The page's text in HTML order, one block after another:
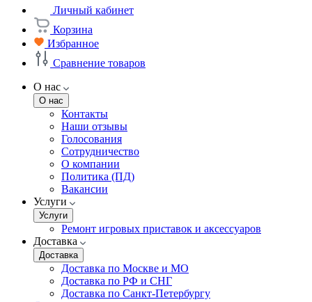
Личный кабинет
Корзина
Избранное
Сравнение товаров
О нас
О нас
Контакты
Наши отзывы
Голосования
Сотрудничество
О компании
Политика (ПД)
Вакансии
Услуги
Услуги
Ремонт игровых приставок и аксессуаров
Доставка
Доставка
Доставка по Москве и МО
Доставка по РФ и СНГ
Доставка по Санкт-Петербургу